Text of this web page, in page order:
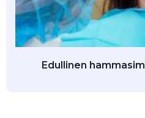
Edullinen